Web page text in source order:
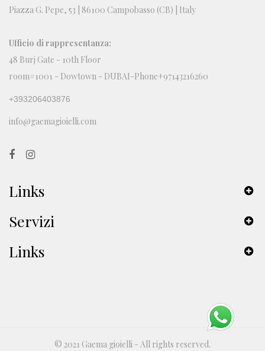
Piazza G. Pepe, 53 | 86100 Campobasso (CB) | Italy
Ufficio di rappresentanza:
48 Burj Gate - 10th Floor
room#1001 - Dowtown - DUBAI-Phone+97143216260
+393206403876
info@gaemagioielli.com
Links
Servizi
Links
© 2021 Gaema gioielli - All rights reserved.